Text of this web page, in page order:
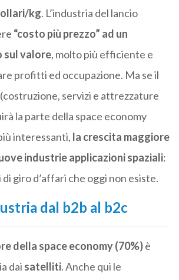
kg. L’industria del lancio
“costo più prezzo” ad un
sul valore, molto più efficiente e
profitti ed occupazione. Ma se il
servizi e attrezzature
la parte della space economy
interessanti, la crescita maggiore
industrie applicazioni spaziali:
giro d’affari che oggi non esiste.
dal b2b al b2c
della space economy (70%)è
dai satelliti. Anche qui le